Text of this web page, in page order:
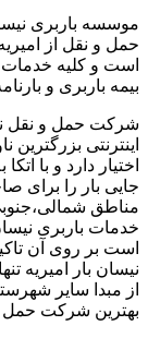
موسسه باربری
حمل و نقل از
است و کلیه
بیمه باربری و
شرکت حمل و نقل
اینترنتی
اختیار دارد و با
جایی بار را برای
مناطق
خدمات باربری
است بر روی آن
نیسان بار امیریه
از مبدا سایر
بهترین شرکت حمل